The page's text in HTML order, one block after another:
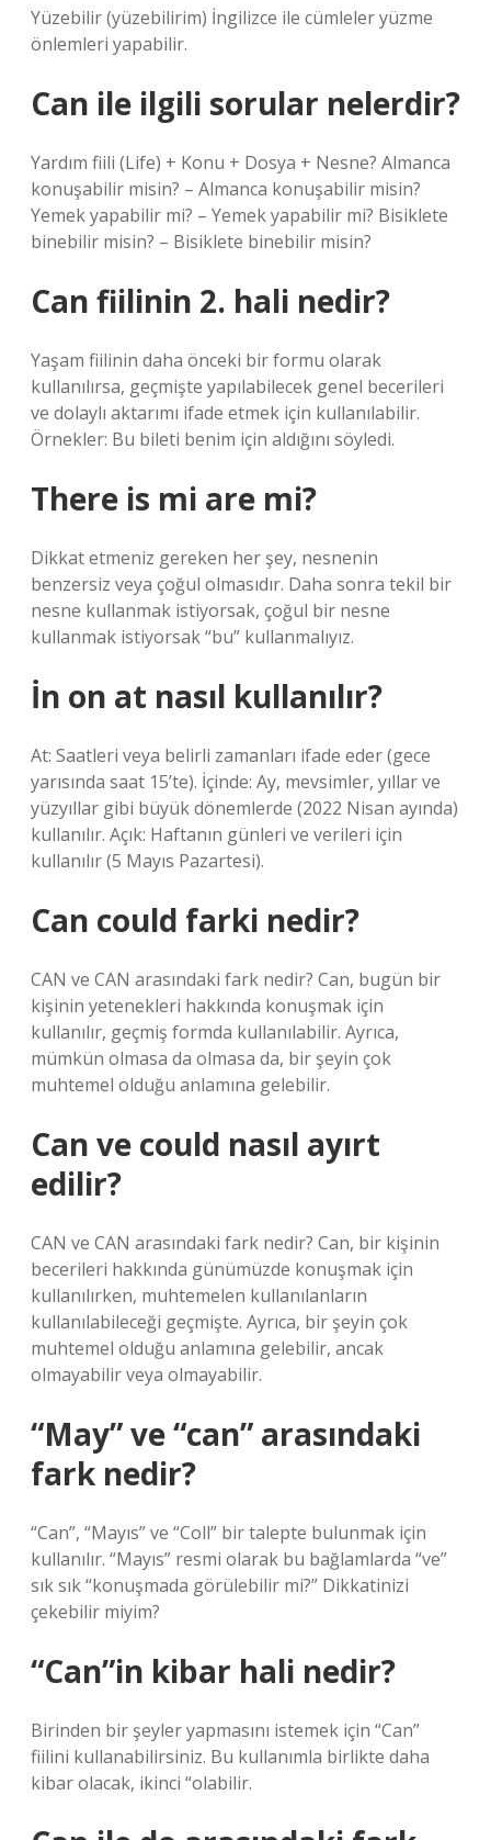
Yüzebilir (yüzebilirim) İngilizce ile cümleler yüzme
önlemleri yapabilir.
Can ile ilgili sorular nelerdir?
Yardım fiili (Life) + Konu + Dosya + Nesne? Almanca
konuşabilir misin? – Almanca konuşabilir misin?
Yemek yapabilir mi? – Yemek yapabilir mi? Bisiklete
binebilir misin? – Bisiklete binebilir misin?
Can fiilinin 2. hali nedir?
Yaşam fiilinin daha önceki bir formu olarak
kullanılırsa, geçmişte yapılabilecek genel becerileri
ve dolaylı aktarımı ifade etmek için kullanılabilir.
Örnekler: Bu bileti benim için aldığını söyledi.
There is mi are mi?
Dikkat etmeniz gereken her şey, nesnenin
benzersiz veya çoğul olmasıdır. Daha sonra tekil bir
nesne kullanmak istiyorsak, çoğul bir nesne
kullanmak istiyorsak “bu” kullanmalıyız.
İn on at nasıl kullanılır?
At: Saatleri veya belirli zamanları ifade eder (gece
yarısında saat 15’te). İçinde: Ay, mevsimler, yıllar ve
yüzyıllar gibi büyük dönemlerde (2022 Nisan ayında)
kullanılır. Açık: Haftanın günleri ve verileri için
kullanılır (5 Mayıs Pazartesi).
Can could farki nedir?
CAN ve CAN arasındaki fark nedir? Can, bugün bir
kişinin yetenekleri hakkında konuşmak için
kullanılır, geçmiş formda kullanılabilir. Ayrıca,
mümkün olmasa da olmasa da, bir şeyin çok
muhtemel olduğu anlamına gelebilir.
Can ve could nasıl ayırt
edilir?
CAN ve CAN arasındaki fark nedir? Can, bir kişinin
becerileri hakkında günümüzde konuşmak için
kullanılırken, muhtemelen kullanılanların
kullanılabileceği geçmişte. Ayrıca, bir şeyin çok
muhtemel olduğu anlamına gelebilir, ancak
olmayabilir veya olmayabilir.
“May” ve “can” arasındaki
fark nedir?
“Can”, “Mayıs” ve “Coll” bir talepte bulunmak için
kullanılır. “Mayıs” resmi olarak bu bağlamlarda “ve”
sık sık “konuşmada görülebilir mi?” Dikkatinizi
çekebilir miyim?
“Can”in kibar hali nedir?
Birinden bir şeyler yapmasını istemek için “Can”
fiilini kullanabilirsiniz. Bu kullanımla birlikte daha
kibar olacak, ikinci “olabilir.